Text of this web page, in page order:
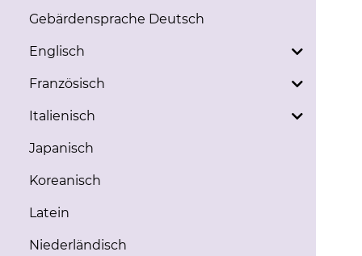
Gebärdensprache Deutsch
Englisch
Französisch
Italienisch
Japanisch
Koreanisch
Latein
Niederländisch